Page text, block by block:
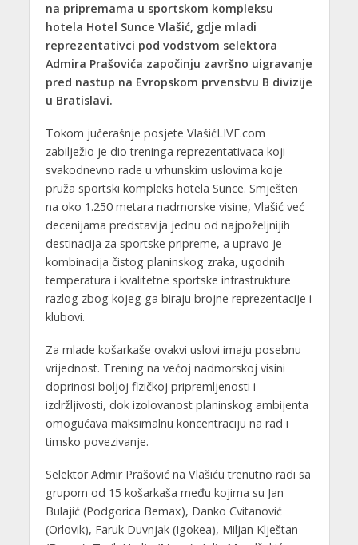
na pripremama u sportskom kompleksu
hotela Hotel Sunce Vlašić, gdje mladi
reprezentativci pod vodstvom selektora
Admira Prašovića započinju završno uigravanje
pred nastup na Evropskom prvenstvu B divizije
u Bratislavi.
Tokom jučerašnje posjete VlašićLIVE.com
zabilježio je dio treninga reprezentativaca koji
svakodnevno rade u vrhunskim uslovima koje
pruža sportski kompleks hotela Sunce. Smješten
na oko 1.250 metara nadmorske visine, Vlašić već
decenijama predstavlja jednu od najpoželjnijih
destinacija za sportske pripreme, a upravo je
kombinacija čistog planinskog zraka, ugodnih
temperatura i kvalitetne sportske infrastrukture
razlog zbog kojeg ga biraju brojne reprezentacije i
klubovi.
Za mlade košarkaše ovakvi uslovi imaju posebnu
vrijednost. Trening na većoj nadmorskoj visini
doprinosi boljoj fizičkoj pripremljenosti i
izdržljivosti, dok izolovanost planinskog ambijenta
omogućava maksimalnu koncentraciju na rad i
timsko povezivanje.
Selektor Admir Prašović na Vlašiću trenutno radi sa
grupom od 15 košarkaša među kojima su Jan
Bulajić (Podgorica Bemax), Danko Cvitanović
(Orlovik), Faruk Duvnjak (Igokea), Miljan Klještan